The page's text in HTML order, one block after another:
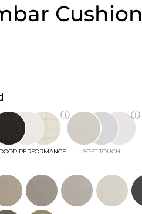
Cushion
ⓘ
PERFORMANCE
ⓘ
SOFT TOUCH